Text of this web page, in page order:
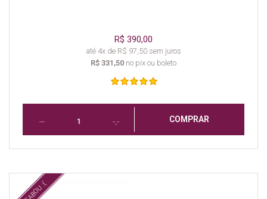
R$ 390,00
até 4x de R$ 97,50 sem juros
R$ 331,50 no pix ou boleto
COMPRAR